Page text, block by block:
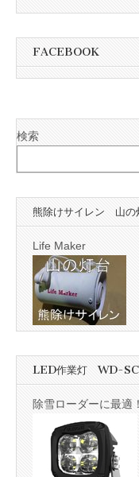
FACEBOOK
検索
熊除けサイレン 山の
Life Maker
LED作業灯 WD-
除雪ローダーに最適！